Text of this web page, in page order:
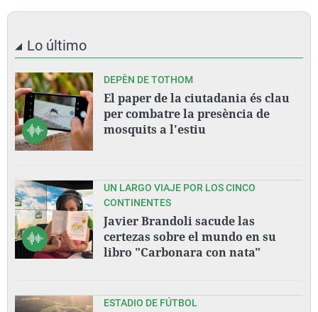
Lo último
DEPÈN DE TOTHOM
El paper de la ciutadania és clau
per combatre la presència de
mosquits a l'estiu
UN LARGO VIAJE POR LOS CINCO
CONTINENTES
Javier Brandoli sacude las
certezas sobre el mundo en su
libro "Carbonara con nata"
ESTADIO DE FÚTBOL